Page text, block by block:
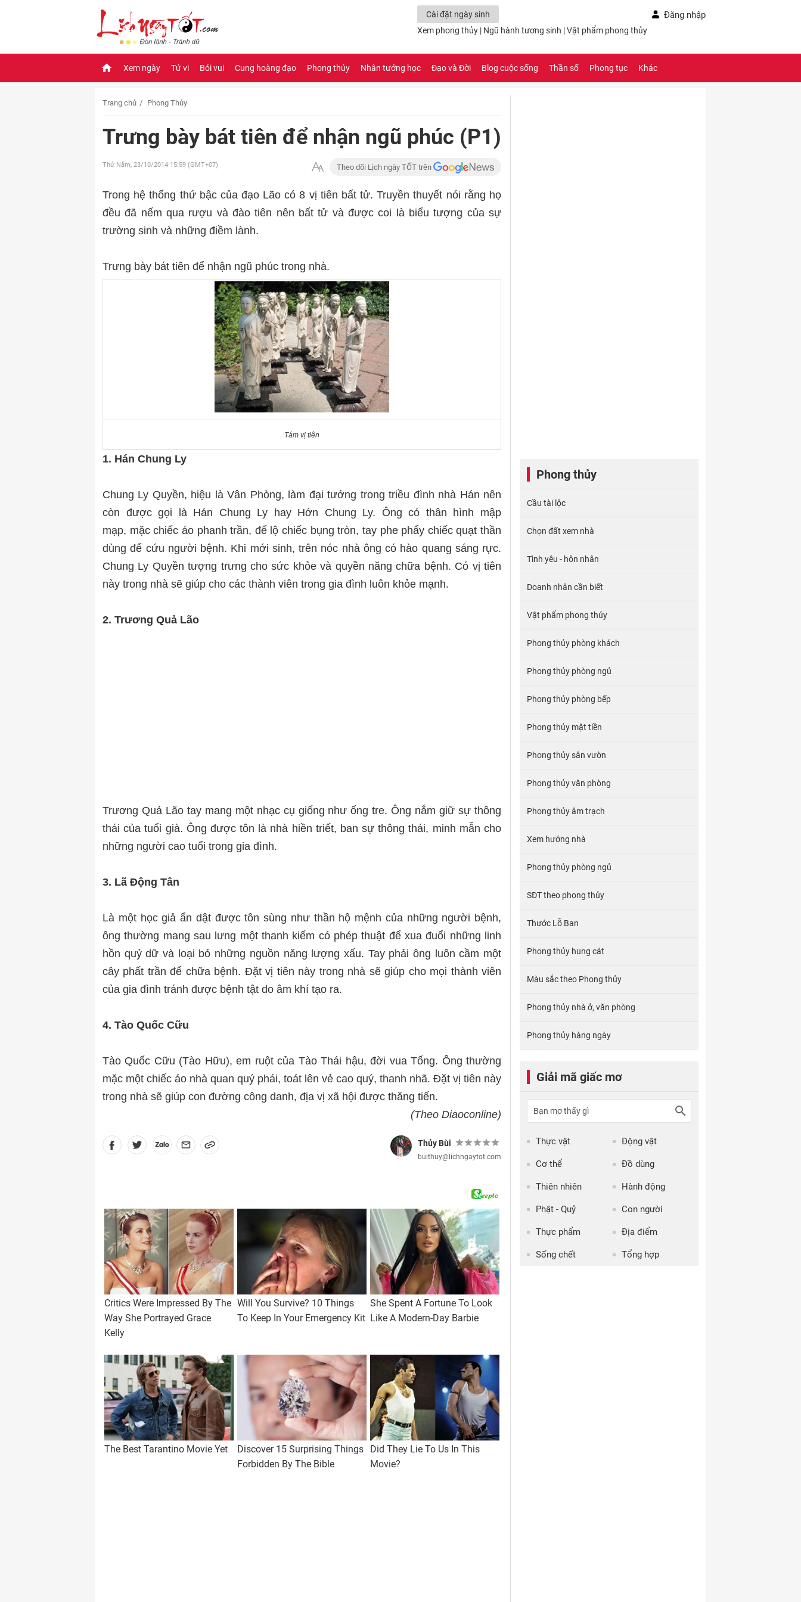
Cài đặt ngày sinh Đăng nhập
Xem phong thủy | Ngũ hành tương sinh |Vật phẩm phong thủy
Xem ngày Tử vi Bói vui Cung hoàng đạo Phong thủy Nhân tướng học Đạo và Đời Blog cuộc sống Thần số Phong tục Khác
Trang chủ Phong Thủy
Trưng bày bát tiên để nhận ngũ phúc (P1)
Thứ Năm, 23/10/2014 15:59 (GMT+07) Theo dõi Lịch ngày TỐT trên
Trong hệ thống thứ bậc của đạo Lão có 8 vị tiên bất tử. Truyền thuyết nói rằng họ
đều đã nếm qua rượu và đào tiên nên bất tử và được coi là biểu tượng của sự
trường sinh và những điềm lành.
Trưng bày bát tiên để nhận ngũ phúc trong nhà.
Tám vị tiên
1. Hán Chung Ly
Chung Ly Quyền, hiệu là Vân Phòng, làm đại tướng trong triều đình nhà Hán nên
còn được gọi là Hán Chung Ly hay Hớn Chung Ly. Ông có thân hình mập
mạp, mặc chiếc áo phanh trần, để lộ chiếc bụng tròn, tay phe phẩy chiếc quạt thần
dùng để cứu người bệnh. Khi mới sinh, trên nóc nhà ông có hào quang sáng rực.
Chung Ly Quyền tượng trưng cho sức khỏe và quyền năng chữa bệnh. Có vị tiên
này trong nhà sẽ giúp cho các thành viên trong gia đình luôn khỏe mạnh.
2. Trương Quả Lão
Trương Quả Lão tay mang một nhạc cụ giống như ống tre. Ông nắm giữ sự thông
thái của tuổi già. Ông được tôn là nhà hiền triết, ban sự thông thái, minh mẫn cho
những người cao tuổi trong gia đình.
3. Lã Động Tân
Là một học giả ẩn dật được tôn sùng như thần hộ mệnh của những người bệnh,
ông thường mang sau lưng một thanh kiếm có phép thuật để xua đuổi những linh
hồn quỷ dữ và loại bỏ những nguồn năng lượng xấu. Tay phải ông luôn cầm một
cây phất trần để chữa bệnh. Đặt vị tiên này trong nhà sẽ giúp cho mọi thành viên
của gia đình tránh được bệnh tật do âm khí tạo ra.
4. Tào Quốc Cữu
Tào Quốc Cữu (Tào Hữu), em ruột của Tào Thái hậu, đời vua Tống. Ông thường
mặc một chiếc áo nhà quan quý phái, toát lên vẻ cao quý, thanh nhã. Đặt vị tiên này
trong nhà sẽ giúp con đường công danh, địa vị xã hội được thăng tiến.
(Theo Diaoconline)
Thủy Bùi
buithuy@lichngaytot.com
Phong thủy
Cầu tài lộc
Chọn đất xem nhà
Tình yêu - hôn nhân
Doanh nhân cần biết
Vật phẩm phong thủy
Phong thủy phòng khách
Phong thủy phòng ngủ
Phong thủy phòng bếp
Phong thủy mặt tiền
Phong thủy sân vườn
Phong thủy văn phòng
Phong thủy âm trạch
Xem hướng nhà
Phong thủy phòng ngủ
SĐT theo phong thủy
Thước Lỗ Ban
Phong thủy hung cát
Màu sắc theo Phong thủy
Phong thủy nhà ở, văn phòng
Phong thủy hàng ngày
Giải mã giấc mơ
Thực vật Động vật
Cơ thể Đồ dùng
Thiên nhiên Hành động
Phật - Quỷ Con người
Thực phẩm Địa điểm
Sống chết Tổng hợp